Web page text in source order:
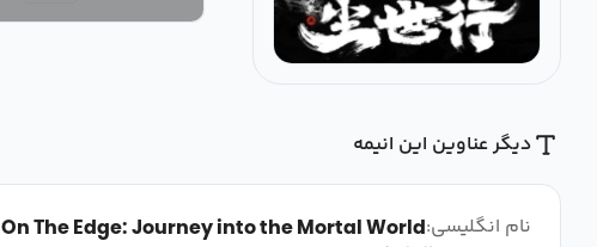
دیگر عناوین این انیمه
نام انگلیسی:On The Edge: Journey into the Mortal World